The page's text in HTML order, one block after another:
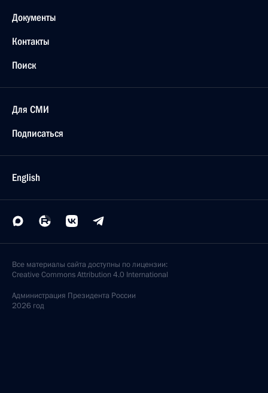
Документы
Контакты
Поиск
Для СМИ
Подписаться
English
Все материалы сайта доступны по лицензии:
Creative Commons Attribution 4.0 International
Администрация Президента России
2026 год